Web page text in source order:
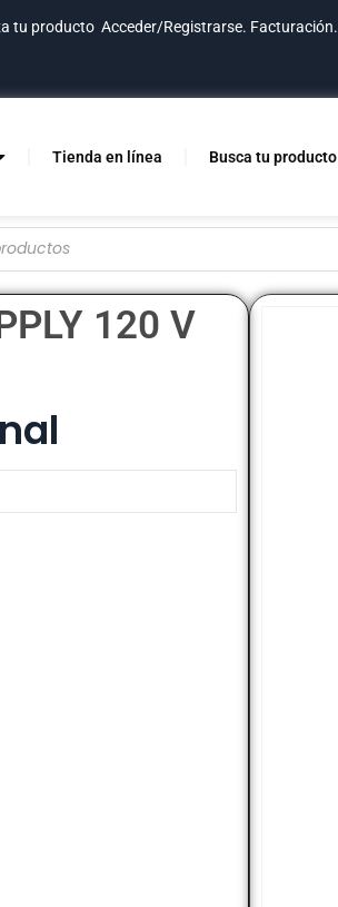
tu producto Acceder/Registrarse. Facturación.
Tienda en línea Busca tu producto
120 V